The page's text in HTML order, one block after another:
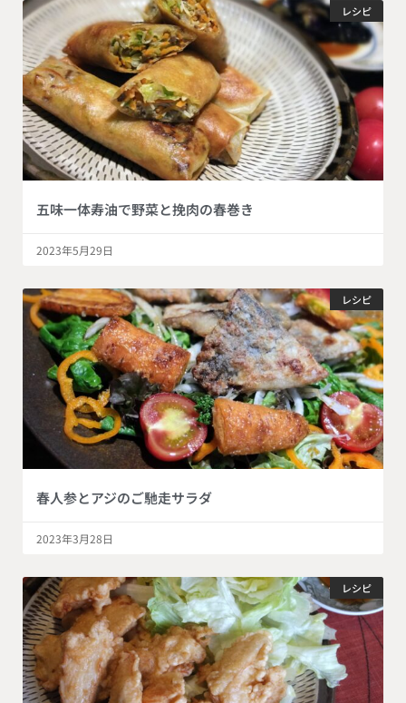
レシピ
五味一体寿油で野菜と挽肉の春巻き
2023年5月29日
レシピ
春人参とアジのご馳走サラダ
2023年3月28日
レシピ